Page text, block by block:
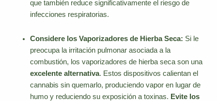
que también reduce significativamente el riesgo de
infecciones respiratorias.
Considere los Vaporizadores de Hierba Seca: Si le
preocupa la irritación pulmonar asociada a la
combustión, los vaporizadores de hierba seca son una
excelente alternativa. Estos dispositivos calientan el
cannabis sin quemarlo, produciendo vapor en lugar de
humo y reduciendo su exposición a toxinas. Evite los